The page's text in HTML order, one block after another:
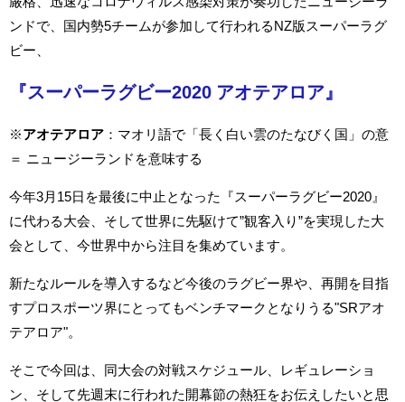
ンドで、国内勢5チームが参加して行われるNZ版スーパーラグ
ビー、
『スーパーラグビー2020 アオテアロア』
※ アオテアロア ：マオリ語で「長く白い雲のたなびく国」の意
＝ ニュージーランドを意味する
今年3月15日を最後に中止となった『スーパーラグビー2020』
に代わる大会、そして世界に先駆けて”観客入り”を実現した大
会として、今世界中から注目を集めています。
新たなルールを導入するなど今後のラグビー界や、再開を目指
すプロスポーツ界にとってもベンチマークとなりうる"SRアオ
テアロア"。
そこで今回は、同大会の対戦スケジュール、レギュレーショ
ン、そして先週末に行われた開幕節の熱狂をお伝えしたいと思